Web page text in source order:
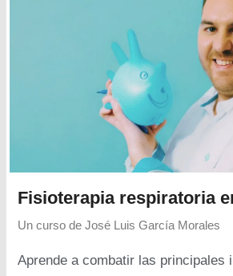
Fisioterapia respiratoria
Un curso de José Luis García Morales
Aprende a combatir las principales